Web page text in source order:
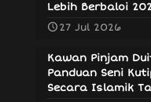
Lebih Berbaloi
27 Jul 2026
Kawan Pinjam
Panduan Seni
Secara Islamik